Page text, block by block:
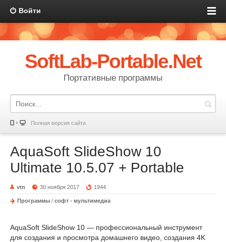
Войти
SoftLab-Portable.Net
Портативные программы
Полная версия сайта
AquaSoft SlideShow 10
Ultimate 10.5.07 + Portable
vtn 30 ноября 2017 1944
Программы / софт - мультимедиа
AquaSoft SlideShow 10 — профессиональный инструмент
для создания и просмотра домашнего видео, создания 4K